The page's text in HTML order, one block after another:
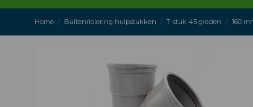
Home Buitenriolering hulpstukken T-stuk 45 graden 160